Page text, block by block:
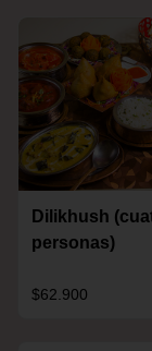
Dilikhush
personas)
$62.900